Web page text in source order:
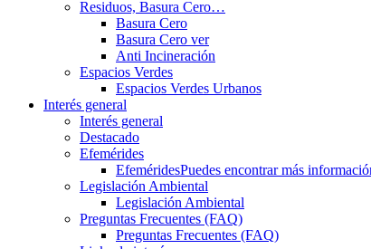
Residuos, Basura Cero…
Basura Cero
Basura Cero ver
Anti Incineración
Espacios Verdes
Espacios Verdes Urbanos
Interés general
Interés general
Destacado
Efemérides
EfeméridesPuedes encontrar más
Legislación Ambiental
Legislación Ambiental
Preguntas Frecuentes (FAQ)
Preguntas Frecuentes (FAQ)